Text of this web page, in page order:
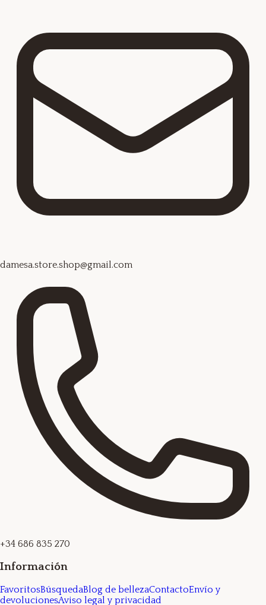
damesa.store.shop@gmail.com
+34 686 835 270
Información
FavoritosBúsquedaBlog de bellezaContactoEnvío y
devolucionesAviso legal y privacidad